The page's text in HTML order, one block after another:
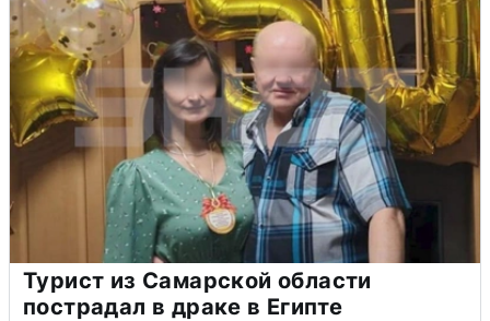
Турист из Самарской области
пострадал в драке в Египте